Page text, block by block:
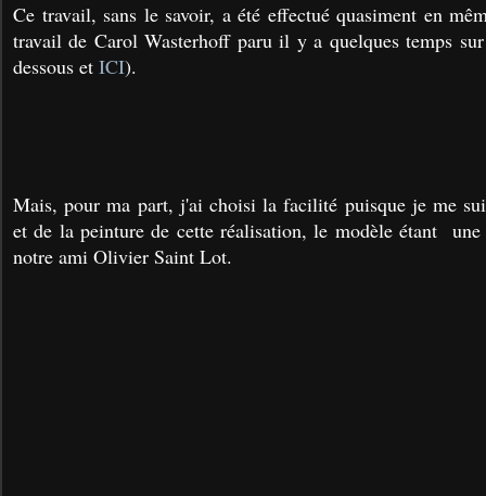
Ce travail, sans le savoir, a été effectué quasiment en
travail de Carol Wasterhoff paru il y a quelques temps
dessous et ICI).
Mais, pour ma part, j'ai choisi la facilité puisque je me
et de la peinture de cette réalisation, le modèle étant
notre ami Olivier Saint Lot.